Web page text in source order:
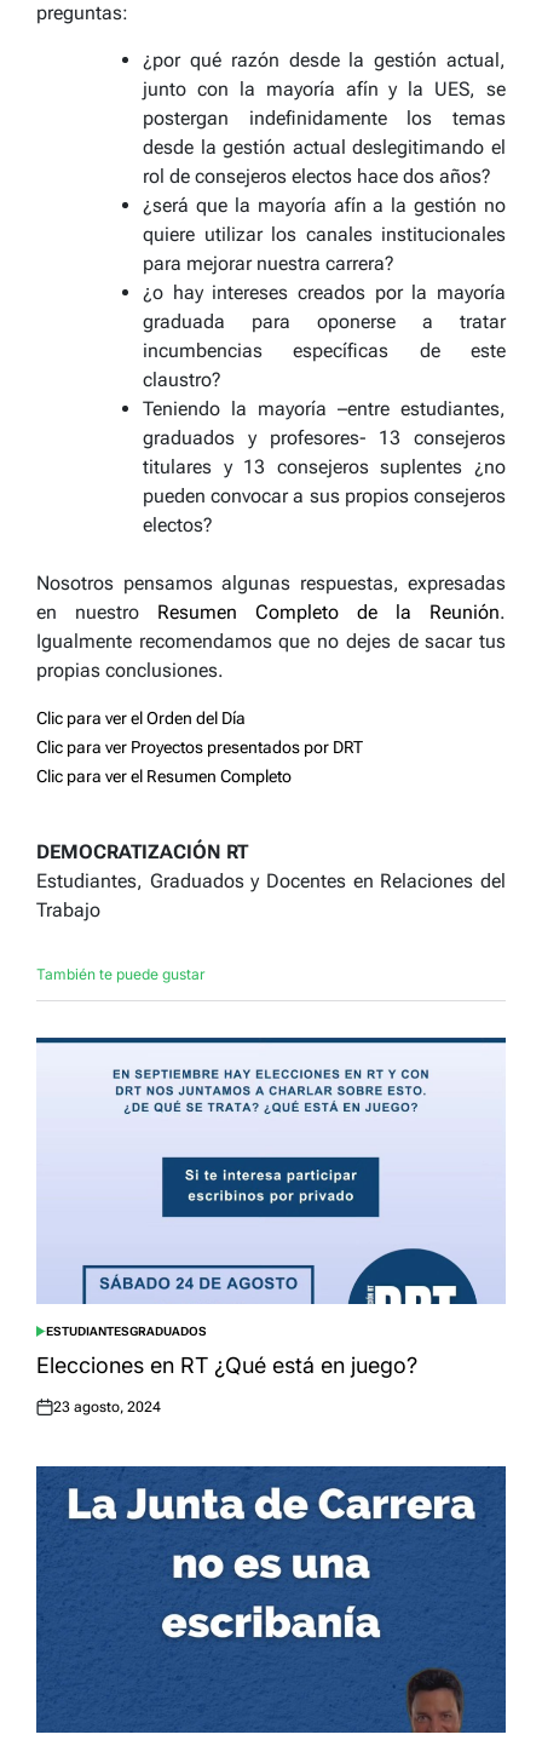
preguntas:
¿por qué razón desde la gestión actual,
junto con la mayoría afín y la UES, se
postergan indefinidamente los temas
desde la gestión actual deslegitimando el
rol de consejeros electos hace dos años?
¿será que la mayoría afín a la gestión no
quiere utilizar los canales institucionales
para mejorar nuestra carrera?
¿o hay intereses creados por la mayoría
graduada para oponerse a tratar
incumbencias específicas de este
claustro?
Teniendo la mayoría –entre estudiantes,
graduados y profesores- 13 consejeros
titulares y 13 consejeros suplentes ¿no
pueden convocar a sus propios consejeros
electos?
Nosotros pensamos algunas respuestas, expresadas
en nuestro Resumen Completo de la Reunión.
Igualmente recomendamos que no dejes de sacar tus
propias conclusiones.
Clic para ver el Orden del Día
Clic para ver Proyectos presentados por DRT
Clic para ver el Resumen Completo
DEMOCRATIZACIÓN RT
Estudiantes, Graduados y Docentes en Relaciones del
Trabajo
También te puede gustar
POSTED
IN
ESTUDIANTESGRADUADOS
Elecciones en RT ¿Qué está en juego?
Posted
23 agosto, 2024